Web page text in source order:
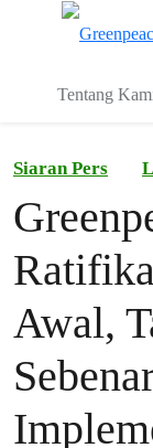
Tentang
Siaran Pers
Awal,